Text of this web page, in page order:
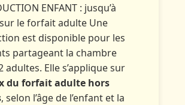
ENFANT : jusqu’à
le forfait adulte Une
est disponible pour les
partageant la chambre
adultes. Elle s’applique sur
du forfait adulte hors
, selon l’âge de l’enfant et la